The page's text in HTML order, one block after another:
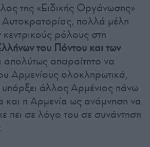
της «Ειδικής Οργάνωσης»
πολλά μέλη
κεντρικούς ρόλους στη
του Πόντου και των
απολύτως απαραίτητο να
Αρμενίους ολοκληρωτικά,
υπάρξει άλλος Αρμένιος πάνω
και η Αρμενία ως ανάμνηση να
πει σε λόγο του σε συνάντηση